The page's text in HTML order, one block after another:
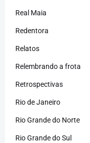
Real Maia
Redentora
Relatos
Relembrando a frota
Retrospectivas
Rio de Janeiro
Rio Grande do Norte
Rio Grande do Sul